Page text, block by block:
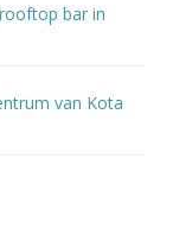
bar in
van Kota